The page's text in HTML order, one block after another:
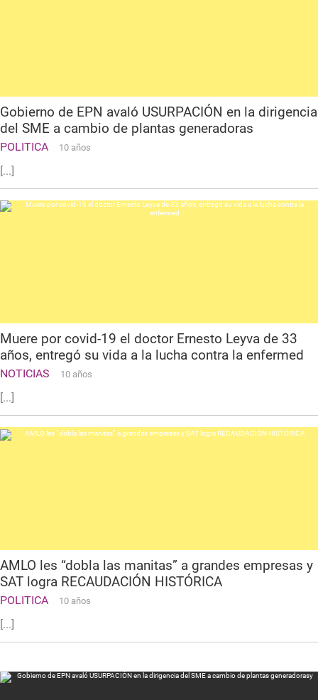
Gobierno de EPN avaló USURPACIÓN en la dirigencia
del SME a cambio de plantas generadoras
POLITICA 10 años
[...]
Muere por covid-19 el doctor Ernesto Leyva de 33
años, entregó su vida a la lucha contra la enfermed
NOTICIAS 10 años
[...]
AMLO les “dobla las manitas” a grandes empresas y
SAT logra RECAUDACIÓN HISTÓRICA
POLITICA 10 años
[...]